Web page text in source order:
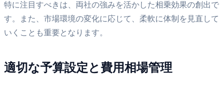
特に注目すべきは、両社の強みを活かした相乗効果の創出で
す。また、市場環境の変化に応じて、柔軟に体制を見直して
いくことも重要となります。
適切な予算設定と費用相場管理